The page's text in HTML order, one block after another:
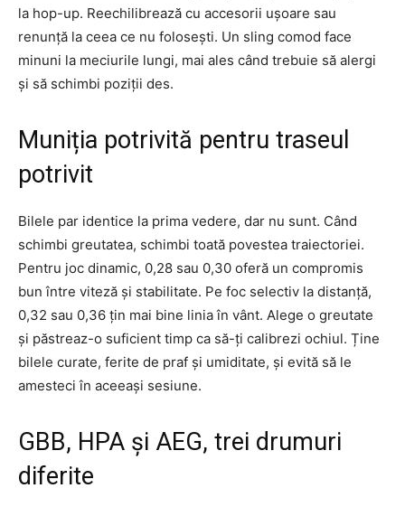
la hop-up. Reechilibrează cu accesorii ușoare sau
renunță la ceea ce nu folosești. Un sling comod face
minuni la meciurile lungi, mai ales când trebuie să alergi
și să schimbi poziții des.
Muniția potrivită pentru traseul
potrivit
Bilele par identice la prima vedere, dar nu sunt. Când
schimbi greutatea, schimbi toată povestea traiectoriei.
Pentru joc dinamic, 0,28 sau 0,30 oferă un compromis
bun între viteză și stabilitate. Pe foc selectiv la distanță,
0,32 sau 0,36 țin mai bine linia în vânt. Alege o greutate
și păstreaz-o suficient timp ca să-ți calibrezi ochiul. Ține
bilele curate, ferite de praf și umiditate, și evită să le
amesteci în aceeași sesiune.
GBB, HPA și AEG, trei drumuri
diferite